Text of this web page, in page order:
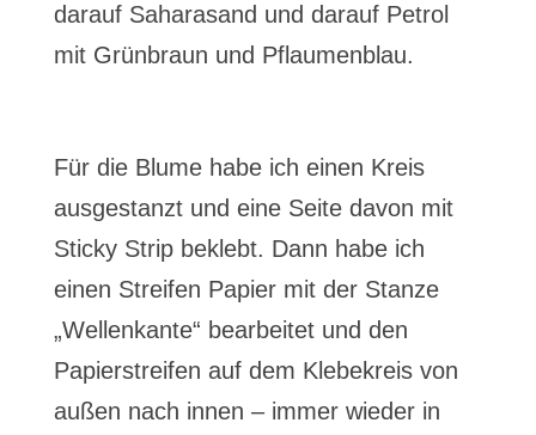
darauf Saharasand und darauf Petrol
mit Grünbraun und Pflaumenblau.
Für die Blume habe ich einen Kreis
ausgestanzt und eine Seite davon mit
Sticky Strip beklebt. Dann habe ich
einen Streifen Papier mit der Stanze
„Wellenkante“ bearbeitet und den
Papierstreifen auf dem Klebekreis von
außen nach innen – immer wieder in